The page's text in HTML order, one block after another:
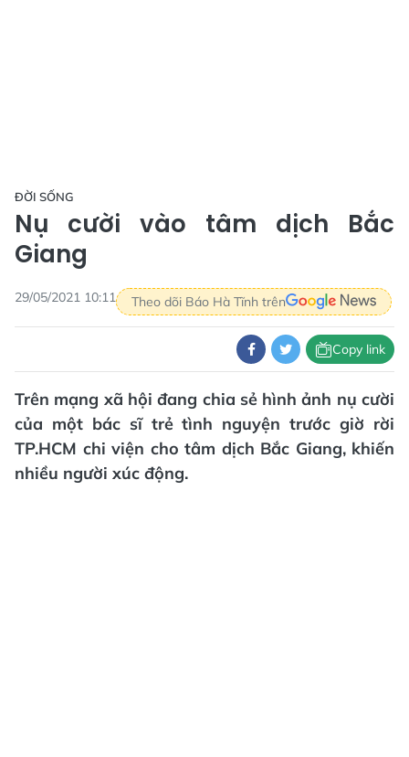
ĐỜI SỐNG
Nụ cười vào tâm dịch Bắc
Giang
29/05/2021 10:11 Theo dõi Báo Hà Tĩnh trên
Copy link
Trên mạng xã hội đang chia sẻ hình ảnh nụ cười
của một bác sĩ trẻ tình nguyện trước giờ rời
TP.HCM chi viện cho tâm dịch Bắc Giang, khiến
nhiều người xúc động.